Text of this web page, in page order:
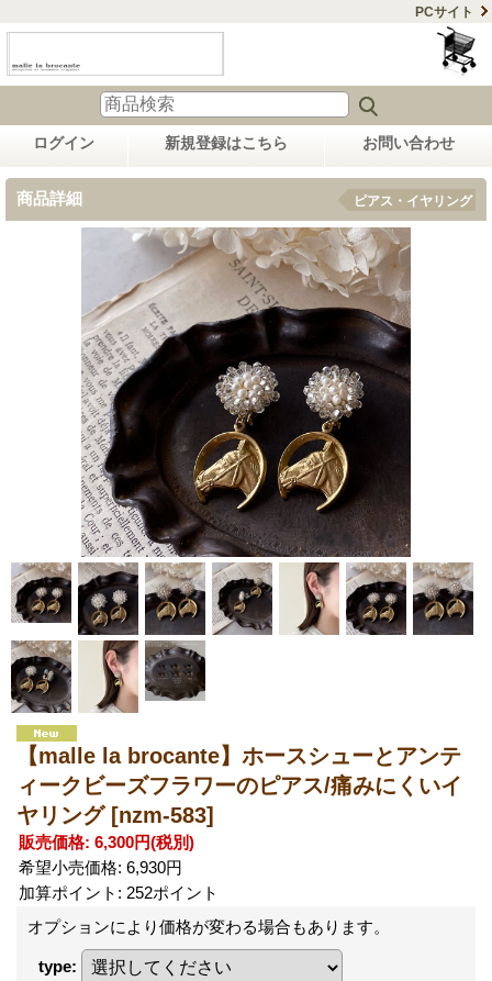
PCサイト
ログイン 新規登録はこちら お問い合わせ
商品詳細 ピアス・イヤリング
【malle la brocante】ホースシューとアンテ
ィークビーズフラワーのピアス/痛みにくいイ
ヤリング [nzm-583]
販売価格: 6,300円(税別)
希望小売価格: 6,930円
加算ポイント: 252ポイント
オプションにより価格が変わる場合もあります。
type: